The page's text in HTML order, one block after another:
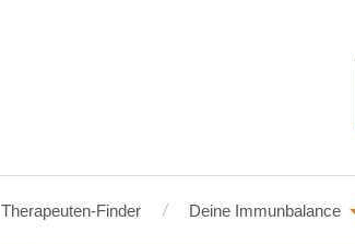
Therapeuten-Finder Deine Immunbalance